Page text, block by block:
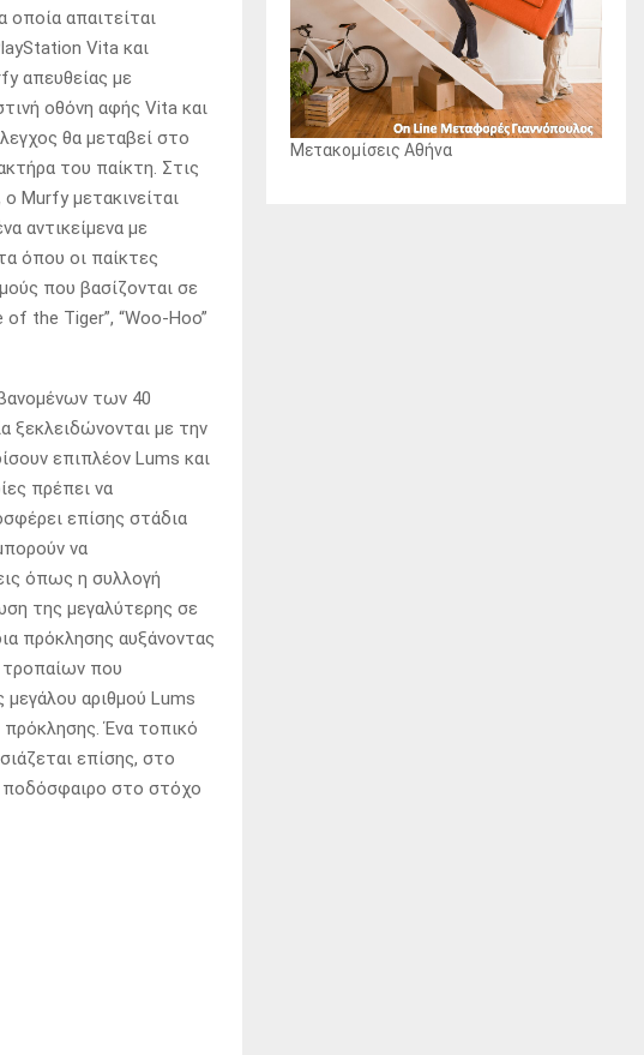
απαιτείται
Vita και
απευθείας με
οθόνη αφής Vita και
θα μεταβεί στο
του παίκτη. Στις
Murfy μετακινείται
αντικείμενα με
όπου οι παίκτες
που βασίζονται σε
the Tiger”, “Woo-Hoo”
των 40
ξεκλειδώνονται με την
επιπλέον Lums και
πρέπει να
επίσης στάδια
να
όπως η συλλογή
της μεγαλύτερης σε
πρόκλησης αυξάνοντας
τροπαίων που
αριθμού Lums
Ένα τοπικό
επίσης, στο
ποδόσφαιρο στο στόχο
Μετακομίσεις Αθήνα